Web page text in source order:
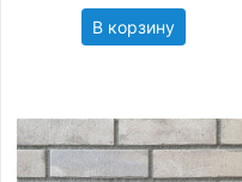
В корзину